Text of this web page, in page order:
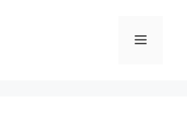
Menu